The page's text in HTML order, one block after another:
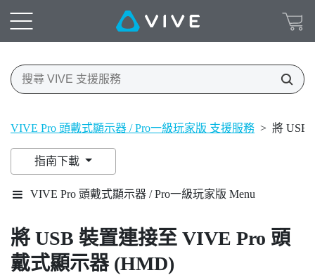
VIVE Pro 頭戴式顯示器 / Pro一級玩家版 支援服務 > 將 USB
指南下載
VIVE Pro 頭戴式顯示器 / Pro一級玩家版 Menu
將 USB 裝置連接至 VIVE Pro 頭
戴式顯示器 (HMD)